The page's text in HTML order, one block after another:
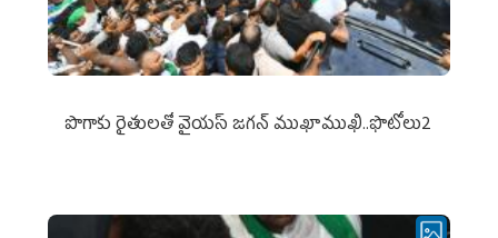
పొగాకు రైతుల‌తో వైయ‌స్ జ‌గ‌న్ ముఖాముఖి..ఫొటోలు2